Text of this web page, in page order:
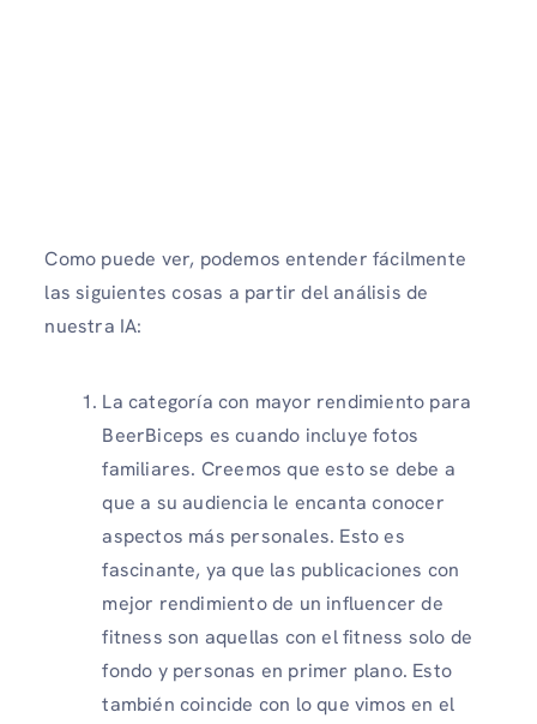
Como puede ver, podemos entender fácilmente
las siguientes cosas a partir del análisis de
nuestra IA:
La categoría con mayor rendimiento para
BeerBiceps es cuando incluye fotos
familiares. Creemos que esto se debe a
que a su audiencia le encanta conocer
aspectos más personales. Esto es
fascinante, ya que las publicaciones con
mejor rendimiento de un influencer de
fitness son aquellas con el fitness solo de
fondo y personas en primer plano. Esto
también coincide con lo que vimos en el